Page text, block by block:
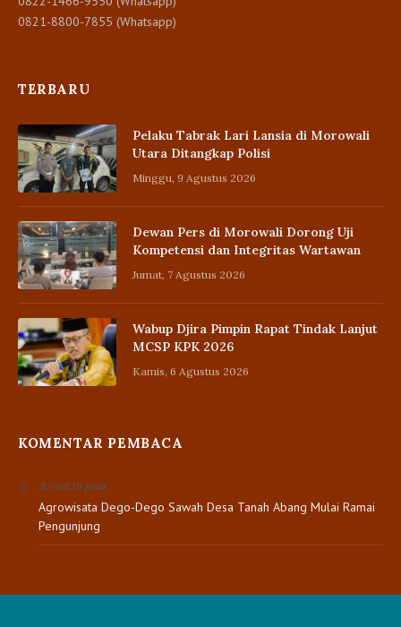
0821-8800-7855 (Whatsapp)
TERBARU
Pelaku Tabrak Lari Lansia di Morowali
Utara Ditangkap Polisi
Minggu, 9 Agustus 2026
Dewan Pers di Morowali Dorong Uji
Kompetensi dan Integritas Wartawan
Jumat, 7 Agustus 2026
Wabup Djira Pimpin Rapat Tindak Lanjut
MCSP KPK 2026
Kamis, 6 Agustus 2026
KOMENTAR PEMBACA
JUNAEDIpada
Agrowisata Dego-Dego Sawah Desa Tanah Abang Mulai Ramai
Pengunjung